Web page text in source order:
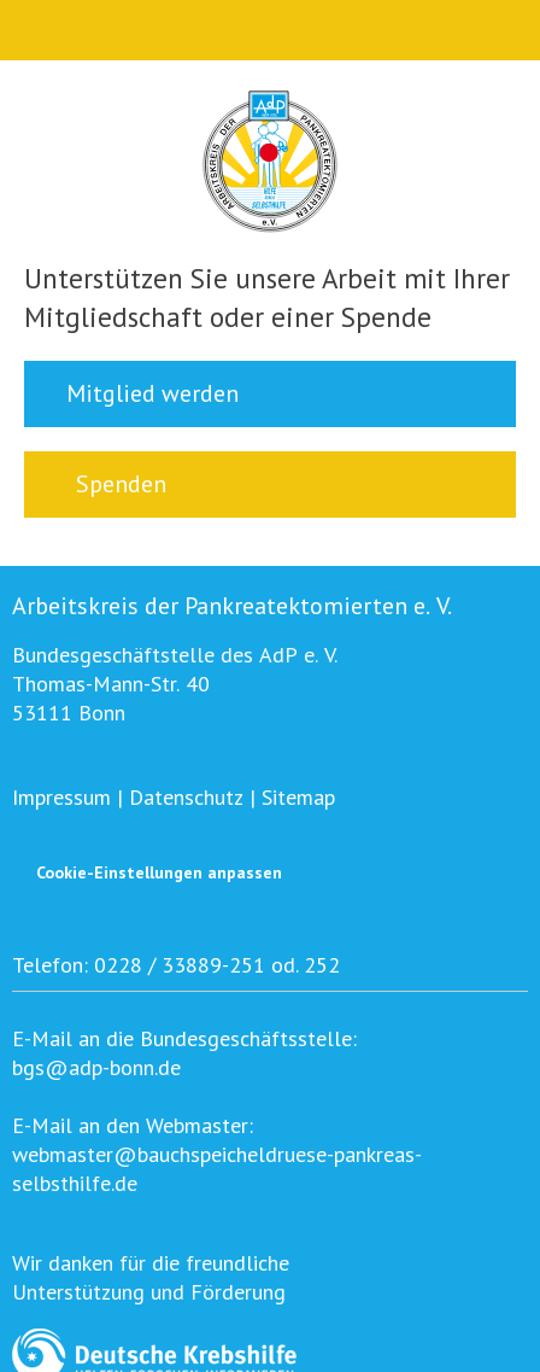
Unterstützen Sie unsere Arbeit mit Ihrer
Mitgliedschaft oder einer Spende
Mitglied werden
Spenden
Arbeitskreis der Pankreatektomierten e. V.
Bundesgeschäftstelle des AdP e. V.
Thomas-Mann-Str. 40
53111 Bonn
Impressum | Datenschutz | Sitemap
Cookie-Einstellungen anpassen
Telefon: 0228 / 33889-251 od. 252
E-Mail an die Bundesgeschäftsstelle:
bgs@adp-bonn.de
E-Mail an den Webmaster:
webmaster@bauchspeicheldruese-pankreas-
selbsthilfe.de
Wir danken für die freundliche
Unterstützung und Förderung